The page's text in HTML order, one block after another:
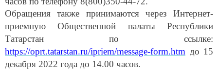
Обращения также принимаются через Интернет-
приемную Общественной палаты Республики
Татарстан по ссылке:
https://oprt.tatarstan.ru/ipriem/message-form.htm до 15
декабря 2022 года до 14.00 часов.